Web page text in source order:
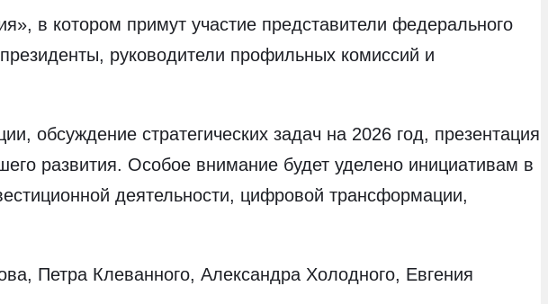
в котором примут участие представители федерального
руководители профильных комиссий и
обсуждение стратегических задач на 2026 год, презентация
развития. Особое внимание будет уделено инициативам в
деятельности, цифровой трансформации,
Петра Клеванного, Александра Холодного, Евгения